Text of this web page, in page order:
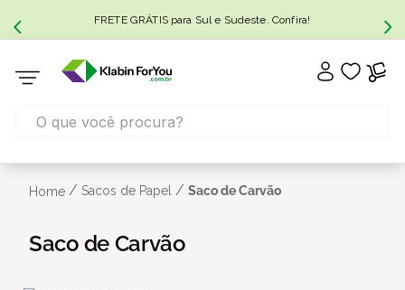
FRETE GRÁTIS para Sul e Sudeste. Confira!
Home / Sacos de Papel / Saco de Carvão
Saco de Carvão